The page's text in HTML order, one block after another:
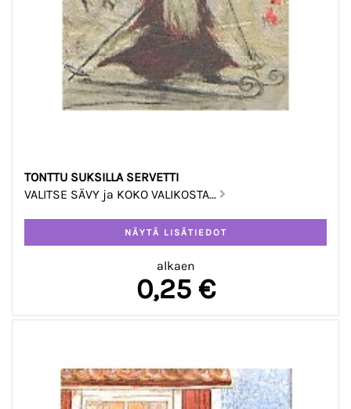
TONTTU SUKSILLA SERVETTI
VALITSE SÄVY ja KOKO VALIKOSTA...
alkaen
0,25 €